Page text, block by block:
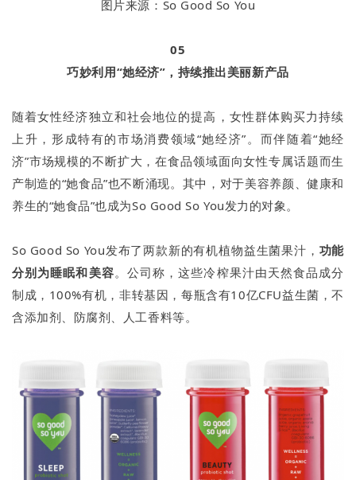
图片来源：So Good So You
05
巧妙利用“她经济”，持续推出美丽新产品
随着女性经济独立和社会地位的提高，女性群体购买力持续
上升，形成特有的市场消费领域“她经济”。而伴随着“她经
济”市场规模的不断扩大，在食品领域面向女性专属话题而生
产制造的“她食品”也不断涌现。其中，对于美容养颜、健康和
养生的“她食品”也成为So Good So You发力的对象。
So Good So You发布了两款新的有机植物益生菌果汁， 功能
分别为睡眠和美容。公司称，这些冷榨果汁由天然食品成分
制成，100%有机，非转基因，每瓶含有10亿CFU益生菌，不
含添加剂、防腐剂、人工香料等。